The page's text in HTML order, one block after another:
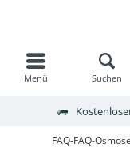
Menü Suchen
FAQ-FAQ-Osmose